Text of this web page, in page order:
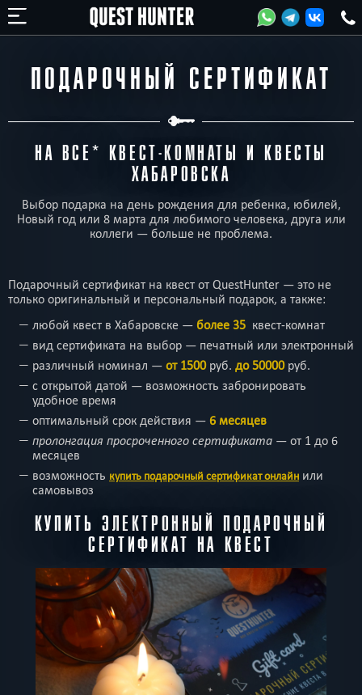
ПОДАРОЧНЫЙ СЕРТИФИКАТ
НА ВСЕ* КВЕСТ-КОМНАТЫ И КВЕСТЫ
ХАБАРОВСКА
Выбор подарка на день рождения для ребенка, юбилей,
Новый год или 8 марта для любимого человека, друга или
коллеги — больше не проблема.
Подарочный сертификат на квест от QuestHunter — это не
только оригинальный и персональный подарок, а также:
любой квест в Хабаровске — более 35 квест-комнат
вид сертификата на выбор — печатный или электронный
различный номинал — от 1500руб. до 50000руб.
с открытой датой — возможность забронировать
удобное время
оптимальный срок действия — 6 месяцев
пролонгация просроченного сертификата — от 1 до 6
месяцев
возможность купить подарочный сертификат онлайн или
самовывоз
КУПИТЬ ЭЛЕКТРОННЫЙ ПОДАРОЧНЫЙ
СЕРТИФИКАТ НА КВЕСТ